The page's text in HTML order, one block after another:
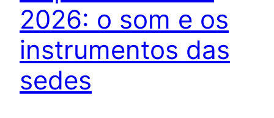
2026: o som e os
instrumentos das
sedes